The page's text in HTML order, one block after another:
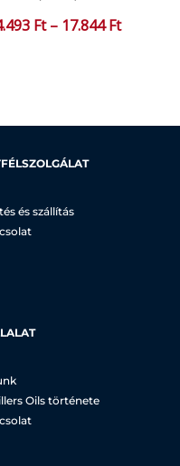
Ft – 17.844Ft
17.844 Ft
és szállítás
Oils története